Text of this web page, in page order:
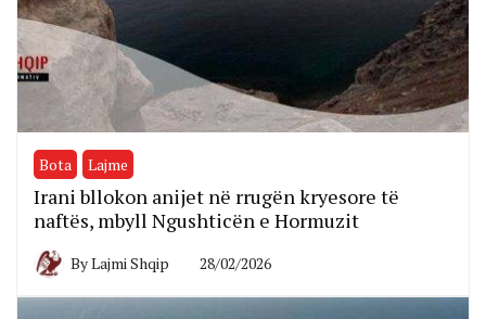
Bota Lajme
Irani bllokon anijet në rrugën kryesore të
naftës, mbyll Ngushticën e Hormuzit
ByLajmi Shqip 28/02/2026